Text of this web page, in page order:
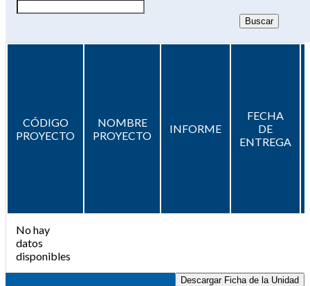
CÓDIGO
PROYECTO
NOMBRE
PROYECTO
INFORME
FECHA
DE
ENTREGA
No hay
datos
disponibles
Descargar Ficha de la Unidad